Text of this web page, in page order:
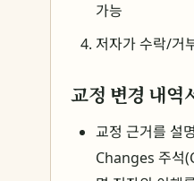
가능
저자가 수락/거
교정 변경 내역
교정 근거를 설
Changes 주석